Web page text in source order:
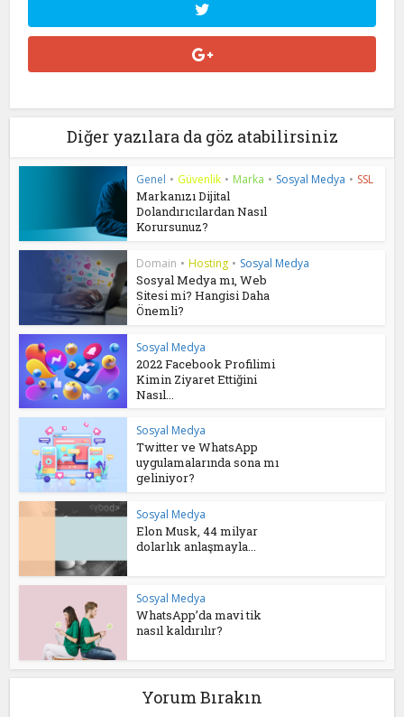
Diğer yazılara da göz atabilirsiniz
Genel • Güvenlik • Marka • Sosyal Medya • SSL
Markanızı Dijital
Dolandırıcılardan Nasıl
Korursunuz?
Domain • Hosting • Sosyal Medya
Sosyal Medya mı, Web
Sitesi mi? Hangisi Daha
Önemli?
Sosyal Medya
2022 Facebook Profilimi
Kimin Ziyaret Ettiğini
Nasıl...
Sosyal Medya
Twitter ve WhatsApp
uygulamalarında sona mı
geliniyor?
Sosyal Medya
Elon Musk, 44 milyar
dolarlık anlaşmayla...
Sosyal Medya
WhatsApp’da mavi tik
nasıl kaldırılır?
Yorum Bırakın